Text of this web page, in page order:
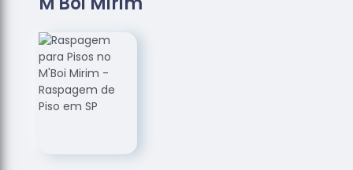
Assoalhos
de Madeira
Loja de
Assoalhos
Assoalhos